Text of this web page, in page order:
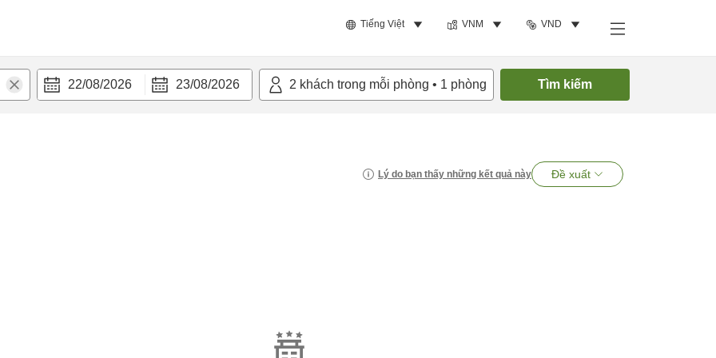
Tiếng Việt VNM VND
22/08/2026 23/08/2026 2 khách trong mỗi phòng • 1 phòng Tìm kiếm
Lý do bạn thấy những kết quả này Đề xuất